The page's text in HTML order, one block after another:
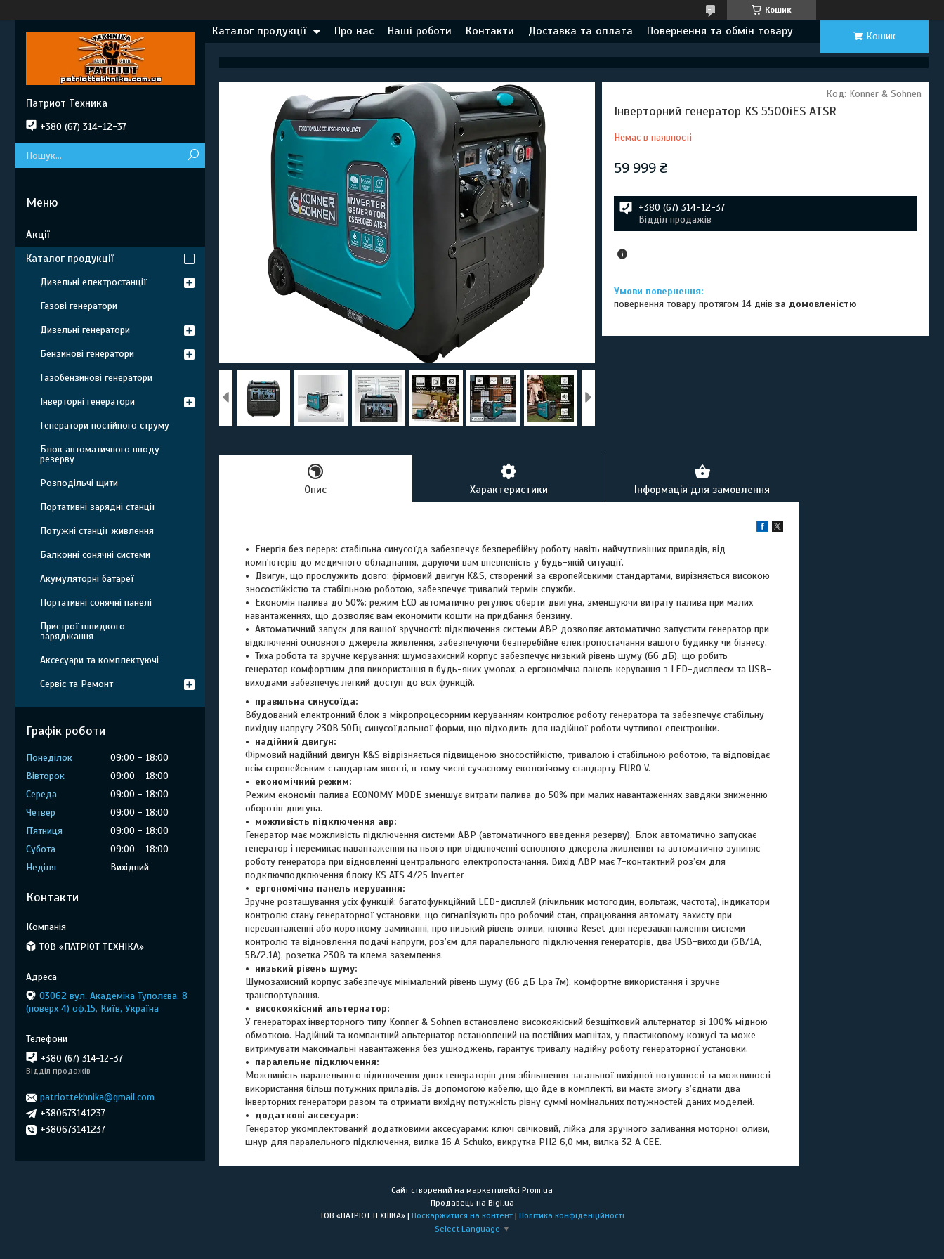
Кошик
Каталог продукції Про нас Наші роботи Контакти Доставка та оплата Повернення та обмін товару Кошик
Інверторний генератор KS 5500iES ATSR
Немає в наявності
Код: Könner & Söhnen
59 999 ₴
+380 (67) 314-12-37
Відділ продажів
повернення товару протягом 14 днівза домовленістю
Опис Характеристики Інформація для замовлення
Енергія без перерв: стабільна синусоїда забезпечує безперебійну роботу навіть найчутливіших приладів, від
комп'ютерів до медичного обладнання, даруючи вам впевненість у будь-якій ситуації.
Двигун, що прослужить довго: фірмовий двигун K&S, створений за європейськими стандартами, вирізняється високою
зносостійкістю та стабільною роботою, забезпечує тривалий термін служби.
Економія палива до 50%: режим ECO автоматично регулює оберти двигуна, зменшуючи витрату палива при малих
навантаженнях, що дозволяє вам економити кошти на придбання бензину.
Автоматичний запуск для вашої зручності: підключення системи АВР дозволяє автоматично запустити генератор при
відключенні основного джерела живлення, забезпечуючи безперебійне електропостачання вашого будинку чи бізнесу.
Тиха робота та зручне керування: шумозахисний корпус забезпечує низький рівень шуму (66 дБ), що робить
генератор комфортним для використання в будь-яких умовах, а ергономічна панель керування з LED-дисплеєм та USB-
виходами забезпечує легкий доступ до всіх функцій.
правильна синусоїда:
Вбудований електронний блок з мікропроцесорним керуванням контролює роботу генератора та забезпечує стабільну
вихідну напругу 230В 50Гц синусоїдальної форми, що підходить для надійної роботи чутливої електроніки.
надійний двигун:
Фірмовий надійний двигун K&S відрізняється підвищеною зносостійкістю, тривалою і стабільною роботою, та відповідає
всім європейським стандартам якості, в тому числі сучасному екологічому стандарту EURO V.
економічний режим:
Режим економії палива ECONOMY MODE зменшує витрати палива до 50% при малих навантаженнях завдяки зниженню
оборотів двигуна.
можливість підключення авр:
Генератор має можливість підключення системи АВР (автоматичного введення резерву). Блок автоматично запускає
генератор і перемикає навантаження на нього при відключенні основного джерела живлення та автоматично зупиняє
роботу генератора при відновленні центрального електропостачання. Вихід АВР має 7-контактний роз’єм для
подключподключення блоку KS ATS 4/25 Inverter
ергономічна панель керування:
Зручне розташування усіх функцій: багатофункційний LED-дисплей (лічильник мотогодин, вольтаж, частота), індикатори
контролю стану генераторної установки, що сигналізують про робочий стан, спрацювання автомату захисту при
перевантаженні або короткому замиканні, про низький рівень оливи, кнопка Reset для перезавантаження системи
контролю та відновлення подачі напруги, роз’єм для паралельного підключення генераторів, два USB-виходи (5B/1A,
5B/2.1A), розетка 230В та клема заземлення.
низький рівень шуму:
Шумозахисний корпус забезпечує мінімальний рівень шуму (66 дБ Lpa 7м), комфортне використання і зручне
транспортування.
високоякісний альтернатор:
У генераторах інверторного типу Könner & Söhnen встановлено високоякісний безщітковий альтернатор зі 100% мідною
обмоткою. Надійний та компактний альтернатор встановлений на постійних магнітах, у пластиковому кожусі та може
витримувати максимальні навантаження без ушкоджень, гарантує тривалу надійну роботу генераторної установки.
паралельне підключення:
Можливість паралельного підключення двох генераторів для збільшення загальної вихідної потужності та можливості
використання більш потужних приладів. За допомогою кабелю, що йде в комплекті, ви маєте змогу з’єднати два
інверторних генератори разом та отримати вихідну потужність рівну суммі номінальних потужностей даних моделей.
додаткові аксесуари:
Генератор укомплектований додатковими аксесуарами: ключ свічковий, лійка для зручного заливання моторної оливи,
шнур для паралельного підключення, вилка 16 А Schuko, викрутка РН2 6,0 мм, вилка 32 А CEE.
Патриот Техника
+380 (67) 314-12-37
Акції
Каталог продукції
Дизельні електростанції
Газові генератори
Дизельні генератори
Бензинові генератори
Газобензинові генератори
Інверторні генератори
Генератори постійного струму
Блок автоматичного вводу
резерву
Розподільчі щити
Портативні зарядні станції
Потужні станції живлення
Балконні сонячні системи
Aкумуляторні батареї
Портативні сонячні панелі
Пристрої швидкого
заряджання
Аксесуари та комплектуючі
Сервіс та Ремонт
Графік роботи
Понеділок 09:00
18:00
Вівторок
09:00
18:00
Середа
09:00
18:00
Четвер
09:00
18:00
Пʼятниця
09:00
18:00
Субота
09:00
18:00
Неділя
Вихідний
Контакти
ТОВ «ПАТРІОТ ТЕХНІКА»
03062 вул. Академіка Туполєва, 8
(поверх 4) оф.15, Київ, Україна
+380 (67) 314-12-37
Відділ продажів
patriottekhnika@gmail.com
+380673141237
+380673141237
Сайт створений на маркетплейсі Prom.ua
Продавець на Bigl.ua
ТОВ «ПАТРІОТ ТЕХНІКА» | Поскаржитися на контент | Політика конфіденційності
Select Language ▼